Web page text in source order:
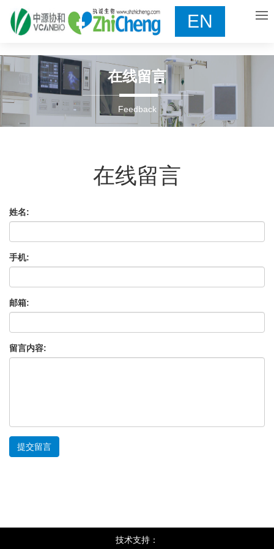
EN
在线留言
Feedback
在线留言
姓名:
手机:
邮箱:
留言内容:
提交留言
技术支持：